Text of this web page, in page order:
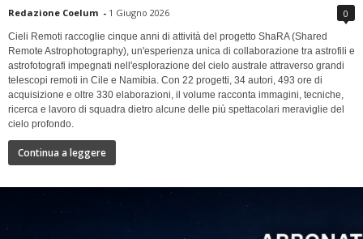
Redazione Coelum - 1 Giugno 2026 0
Cieli Remoti raccoglie cinque anni di attività del progetto ShaRA (Shared
Remote Astrophotography), un'esperienza unica di collaborazione tra astrofili e
astrofotografi impegnati nell'esplorazione del cielo australe attraverso grandi
telescopi remoti in Cile e Namibia. Con 22 progetti, 34 autori, 493 ore di
acquisizione e oltre 330 elaborazioni, il volume racconta immagini, tecniche,
ricerca e lavoro di squadra dietro alcune delle più spettacolari meraviglie del
cielo profondo.
Continua a leggere